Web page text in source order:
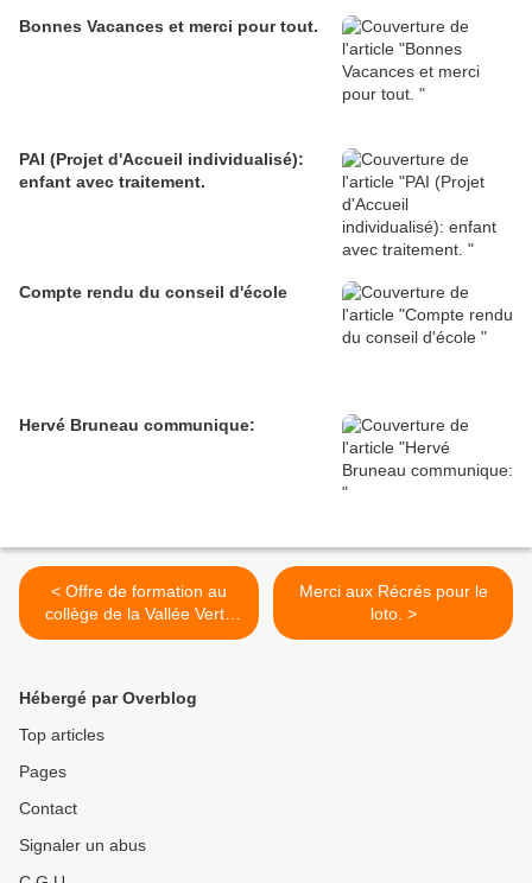
Bonnes Vacances et merci pour tout.
PAI (Projet d'Accueil individualisé):
enfant avec traitement.
Compte rendu du conseil d'école
Hervé Bruneau communique:
< Offre de formation au
collège de la Vallée Verte
pour les 6ièmes et autres
Merci aux Récrés pour le
loto. >
Hébergé par Overblog
Top articles
Pages
Contact
Signaler un abus